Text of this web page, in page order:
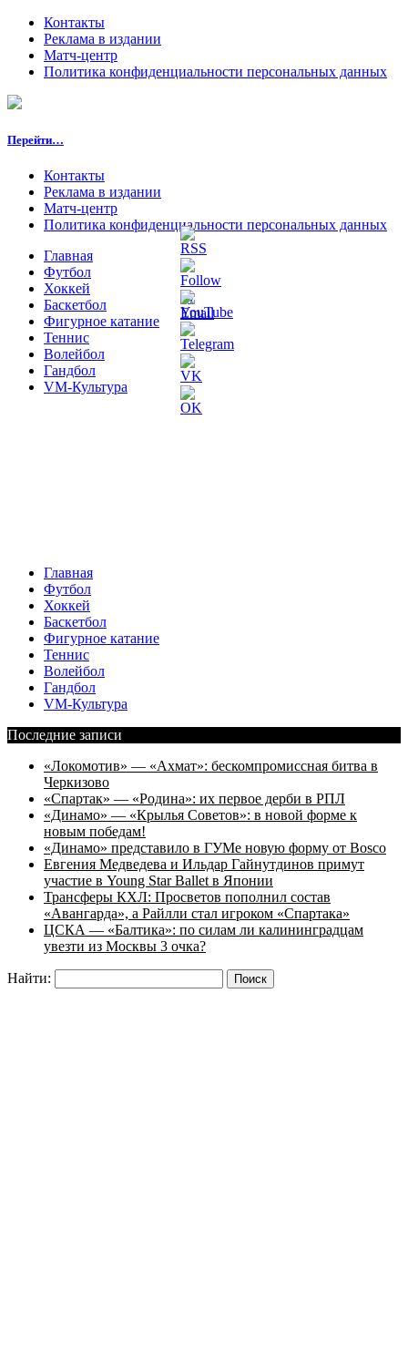
Контакты
Реклама в издании
Матч-центр
Политика конфиденциальности персональных данных
Перейти…
Контакты
Реклама в издании
Матч-центр
Политика конфиденциальности персональных данных
Главная
Футбол
Хоккей
Баскетбол
Фигурное катание
Теннис
Волейбол
Гандбол
VM-Культура
Главная
Футбол
Хоккей
Баскетбол
Фигурное катание
Теннис
Волейбол
Гандбол
VM-Культура
Последние записи
«Локомотив» — «Ахмат»: бескомпромиссная битва в
Черкизово
«Спартак» — «Родина»: их первое дерби в РПЛ
«Динамо» — «Крылья Советов»: в новой форме к
новым победам!
«Динамо» представило в ГУМе новую форму от Bosco
Евгения Медведева и Ильдар Гайнутдинов примут
участие в Young Star Ballet в Японии
Трансферы КХЛ: Просветов пополнил состав
«Авангарда», а Райлли стал игроком «Спартака»
ЦСКА — «Балтика»: по силам ли калининградцам
увезти из Москвы 3 очка?
Найти: